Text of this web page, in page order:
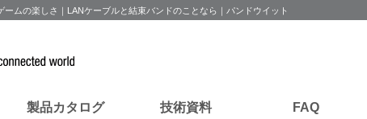
ムの楽しさ｜LANケーブルと結束バンドのことなら｜パンドウイット
製品カタログ 技術資料 FAQ